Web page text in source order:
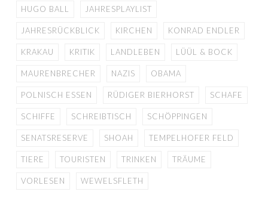
HUGO BALL JAHRESPLAYLIST
JAHRESRÜCKBLICK KIRCHEN KONRAD ENDLER
KRAKAU KRITIK LANDLEBEN LÜÜL & BOCK
MAURENBRECHER NAZIS OBAMA
POLNISCH ESSEN RÜDIGER BIERHORST SCHAFE
SCHIFFE SCHREIBTISCH SCHÖPPINGEN
SENATSRESERVE SHOAH TEMPELHOFER FELD
TIERE TOURISTEN TRINKEN TRÄUME
VORLESEN WEWELSFLETH